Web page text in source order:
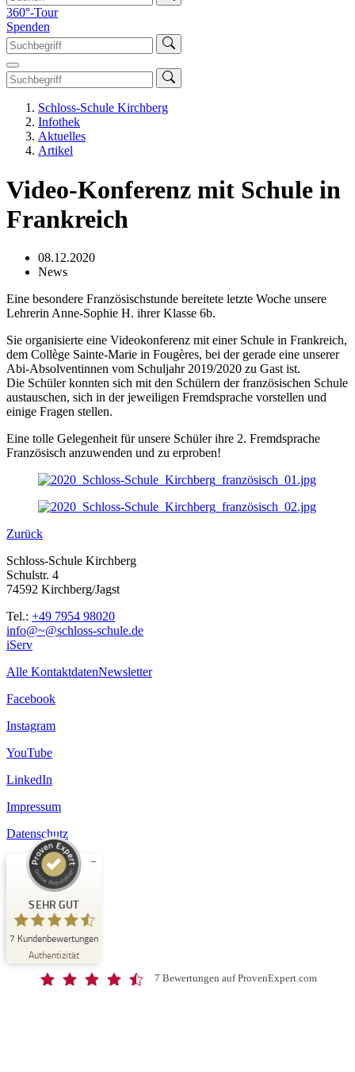
360°-Tour
Spenden
Schloss-Schule Kirchberg
Infothek
Aktuelles
Artikel
Video-Konferenz mit Schule in
Frankreich
08.12.2020
News
Eine besondere Französischstunde bereitete letzte Woche unsere
Lehrerin Anne-Sophie H. ihrer Klasse 6b.
Sie organisierte eine Videokonferenz mit einer Schule in Frankreich,
dem Collège Sainte-Marie in Fougères, bei der gerade eine unserer
Abi-Absolventinnen vom Schuljahr 2019/2020 zu Gast ist.
Die Schüler konnten sich mit den Schülern der französischen Schule
austauschen, sich in der jeweiligen Fremdsprache vorstellen und
einige Fragen stellen.
Eine tolle Gelegenheit für unsere Schüler ihre 2. Fremdsprache
Französisch anzuwenden und zu erproben!
Zurück
Schloss-Schule Kirchberg
Schulstr. 4
74592 Kirchberg/Jagst
Tel.: +49 7954 98020
info@~@schloss-schule.de
iServ
Alle KontaktdatenNewsletter
Facebook
Instagram
YouTube
LinkedIn
Impressum
Datenschutz
SEHR GUT
7 Kundenbewertungen
Authentizität
Kundenbewertungen und Erfahrungen zu
Schloss-Schule Kirchberg
ProvenExpert.com
SEHR GUT
4,67
/
5,00 7 Bewertungen auf ProvenExpert.com